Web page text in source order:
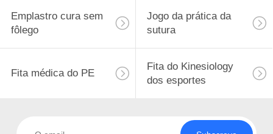
Emplastro cura sem
fôlego
Jogo da prática da
sutura
Fita médica do PE
Fita do Kinesiology
dos esportes